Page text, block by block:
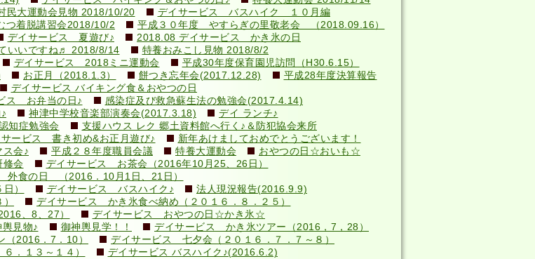
民大運動会見物 2018/10/20
デイサービス バスハイク １０月編
つ着脱講習会2018/10/2
平成３０年度 やすらぎの里敬老会 （2018.09.16）
デイサービス 夏遊び♪
2018.08 デイサービス かき氷の日
いいですね♬ 2018/8/14
特養おみこし見物 2018/8/2
デイサービス 2018ミニ運動会
平成30年度保育園児訪問（H30.6.15）
お正月（2018.1.3） 餅つき忘年会(2017.12.28)
平成28年度決算報告
デイサービス バイキング食＆おやつの日
ス お弁当の日♪
感染症及び救急蘇生法の勉強会(2017.4.14)
神津中学校音楽部演奏会(2017.3.18)
デイ ランチ♪
知症勉強会
支援ハウス レク 郷土資料館へ行く♪＆防犯協会来所
サービス 書き初め&お正月遊び♪
新年あけましておめでとうございます！
会♪ 平成２８年度職員会議 特養大運動会
おやつの日☆おいも☆
修会
デイサービス お茶会（2016年10月25、26日）
外食の日 （2016．10月1日、21日）
）
デイサービス バスハイク♪
法人現況報告(2016.9.9)
デイサービス かき氷食べ納め（２０１６．８．２５）
、8、27）
デイサービス おやつの日☆かき氷☆
見物♪ 御神輿見学！！
デイサービス かき氷ツアー（2016，7，28）
2016．7．10）
デイサービス 七夕会（２０１６．７．７～８）
．１３～１４）
デイサービス バスハイク♪(2016.6.2)